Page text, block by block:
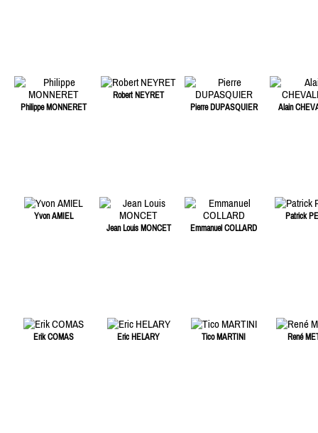
Philippe MONNERET
Robert NEYRET
Pierre DUPASQUIER
Alain
Yvon AMIEL
Jean Louis MONCET
Emmanuel COLLARD
Patrick
Erik COMAS Eric HELARY Tico MARTINI René